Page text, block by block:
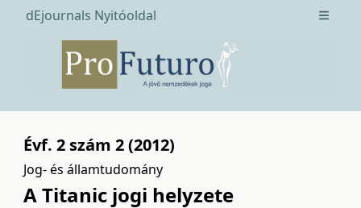
dEjournals Nyitóoldal Open
Évf. 2 szám 2 (2012)
Jog- és államtudomány
A Titanic jogi helyzete